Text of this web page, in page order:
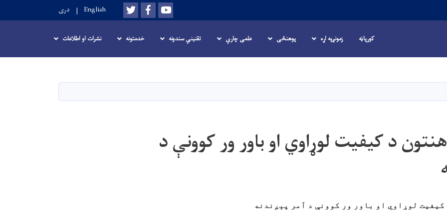
Youtube
Facebook
Twitter
English دری
کورپاڼه زمونږپه اړه پوهنځی علمی چارې تقنيني سندونه خدمتونه نشرات او اطلاعات
د کیفیت لوړاوي او باور ور کوونې د
کیفیت لوړاوي او باور ور کوونې د آمر پېږندنه